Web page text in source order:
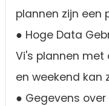
plannen zijn een
● Hoge Data
Vi's plannen
en weekend kan
● Gegevens